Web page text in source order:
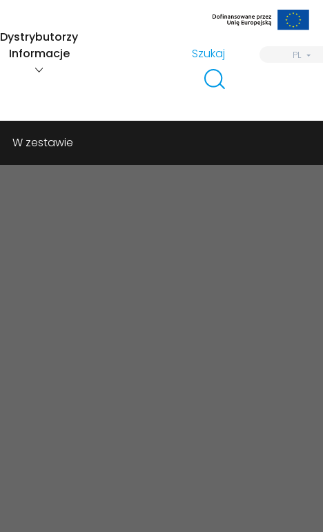
Dystrybutorzy
Informacje
Szukaj PL
W zestawie